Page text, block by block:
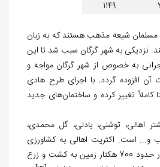
1149
مسلمان شیعه مذهب هستند که به زبان
نزدیکی به شهر گرگان سبب شد تا این
به خصوص از شهر گرگان مواجه و
آن افزوده گردد. با اجرای طرح هادی
تغییر کرده و ساختمان‌های جدید
اهالی، توشنی، بادلی، گل محمدی،
و... است. اکثریت اهالی به کشاورزی
اشتغال داشته و در حدود 700 هکتار زمین به کشت و زرع